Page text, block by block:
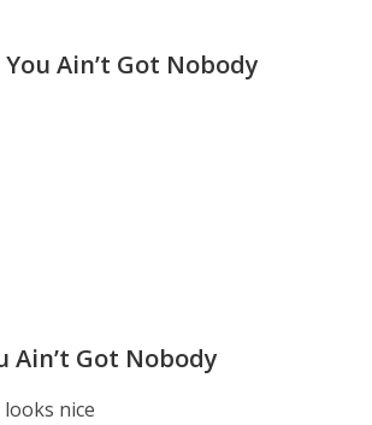
Ain’t Got Nobody
Ain’t Got Nobody
nice